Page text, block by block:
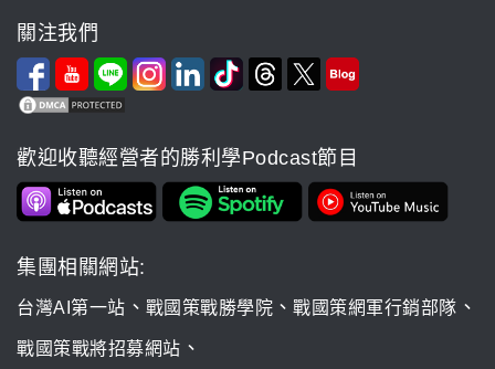
關注我們
歡迎收聽經營者的勝利學Podcast節目
集團相關網站:
台灣AI第一站 、 戰國策戰勝學院 、 戰國策網軍行銷部隊 、
戰國策戰將招募網站 、